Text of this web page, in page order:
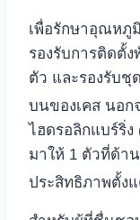
เพื่อรักษาอุณหภู
รองรับการติดตั้
ตัว และรองรับ
บนของเคส นอก
ไฮดรอลิกแบร์ริ่ง
มาให้ 1 ตัวที่ด้า
ประสิทธิภาพตั้ง